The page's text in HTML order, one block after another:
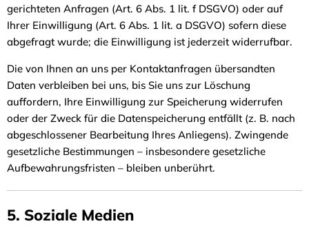
gerichteten Anfragen (Art. 6 Abs. 1 lit. f DSGVO) oder auf
Ihrer Einwilligung (Art. 6 Abs. 1 lit. a DSGVO) sofern diese
abgefragt wurde; die Einwilligung ist jederzeit widerrufbar.
Die von Ihnen an uns per Kontaktanfragen übersandten
Daten verbleiben bei uns, bis Sie uns zur Löschung
auffordern, Ihre Einwilligung zur Speicherung widerrufen
oder der Zweck für die Datenspeicherung entfällt (z. B. nach
abgeschlossener Bearbeitung Ihres Anliegens). Zwingende
gesetzliche Bestimmungen – insbesondere gesetzliche
Aufbewahrungsfristen – bleiben unberührt.
5. Soziale Medien